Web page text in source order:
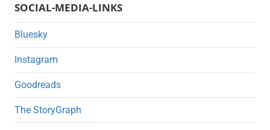
SOCIAL-MEDIA-LINKS
Bluesky
Instagram
Goodreads
The StoryGraph